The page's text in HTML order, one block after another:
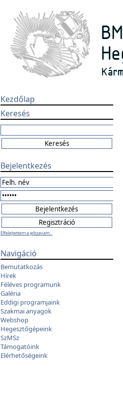
Kezdőlap
Keresés
Bejelentkezés
Elfelejtettem a jelszavam...
Navigáció
Bemutatkozás
Hírek
Féléves programunk
Galéria
Eddigi programjaink
Szakmai anyagok
Webshop
Hegesztőgépeink
SzMSz
Támogatóink
Elérhetőségeink